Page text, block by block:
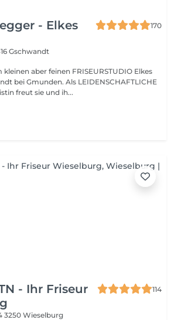
- Elkes
170
Gschwandt
aber feinen FRISEURSTUDIO Elkes
Als LEIDENSCHAFTLICHE
freut sie und ih...
- Ihr Friseur
114
3250 Wieselburg